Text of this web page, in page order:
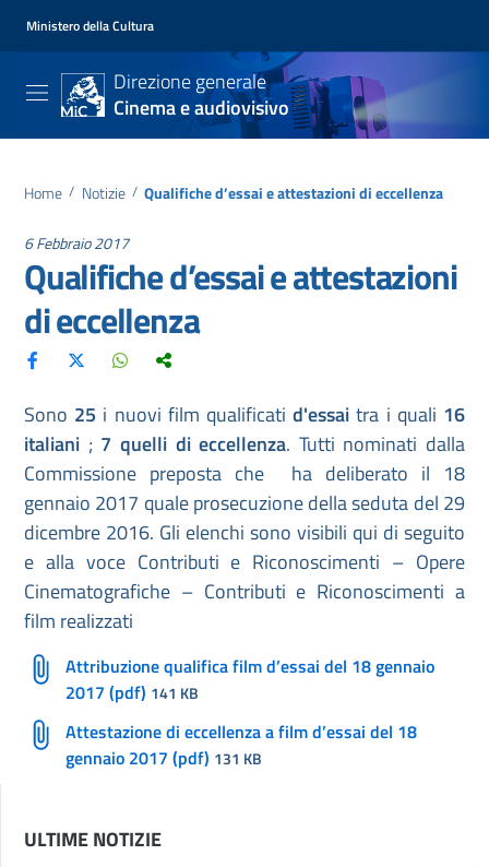
Ministero della Cultura
Direzione generale
Cinema e audiovisivo
Home / Notizie / Qualifiche d’essai e attestazioni di eccellenza
6 Febbraio 2017
Qualifiche d’essai e attestazioni
di eccellenza
Sono 25 i nuovi film qualificatid'essai tra i quali 16
italiani ; 7 quelli di eccellenza. Tutti nominati dalla
Commissione preposta che ha deliberato il 18
gennaio 2017 quale prosecuzione della seduta del 29
dicembre 2016. Gli elenchi sono visibili qui di seguito
e alla voce Contributi e Riconoscimenti – Opere
Cinematografiche – Contributi e Riconoscimenti a
film realizzati
Attribuzione qualifica film d’essai del 18 gennaio
2017 (pdf) 141 KB
Attestazione di eccellenza a film d’essai del 18
gennaio 2017 (pdf) 131 KB
ULTIME NOTIZIE